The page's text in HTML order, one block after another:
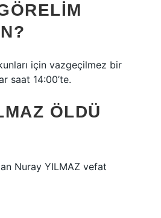
için vazgeçilmez bir
saat 14:00’te.
ÖLDÜ
Nuray YILMAZ vefat